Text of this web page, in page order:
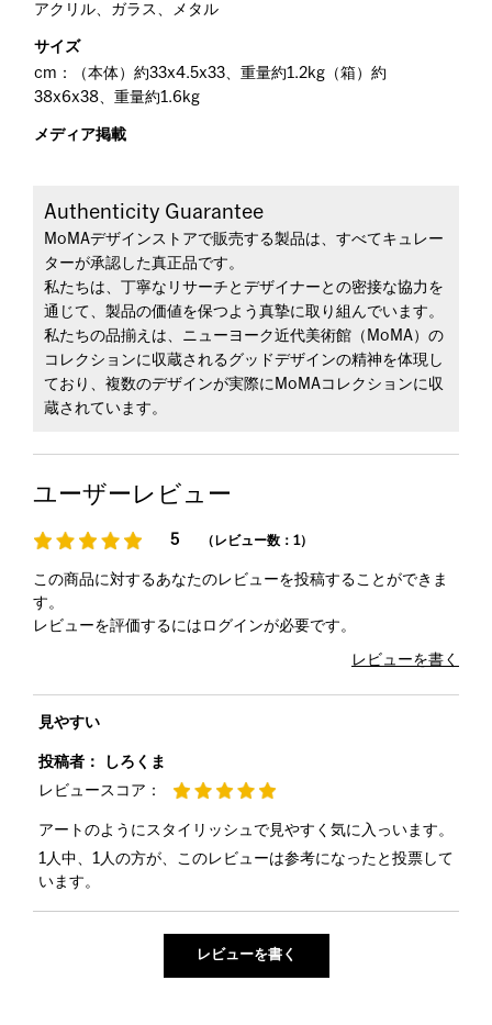
アクリル、ガラス、メタル
サイズ
cm：（本体）約33x4.5x33、重量約1.2kg（箱）約
38x6x38、重量約1.6kg
メディア掲載
Authenticity Guarantee
MoMAデザインストアで販売する製品は、すべてキュレー
ターが承認した真正品です。
私たちは、丁寧なリサーチとデザイナーとの密接な協力を
通じて、製品の価値を保つよう真摯に取り組んでいます。
私たちの品揃えは、ニューヨーク近代美術館（MoMA）の
コレクションに収蔵されるグッドデザインの精神を体現し
ており、複数のデザインが実際にMoMAコレクションに収
蔵されています。
ユーザーレビュー
5 （レビュー数：1）
この商品に対するあなたのレビューを投稿することができま
す。
レビューを評価するには ログインが必要です。
レビューを書く
見やすい
投稿者：
しろくま
レビュースコア：
アートのようにスタイリッシュで見やすく気に入っいます。
1人中、1人の方が、このレビューは参考になったと投票して
います。